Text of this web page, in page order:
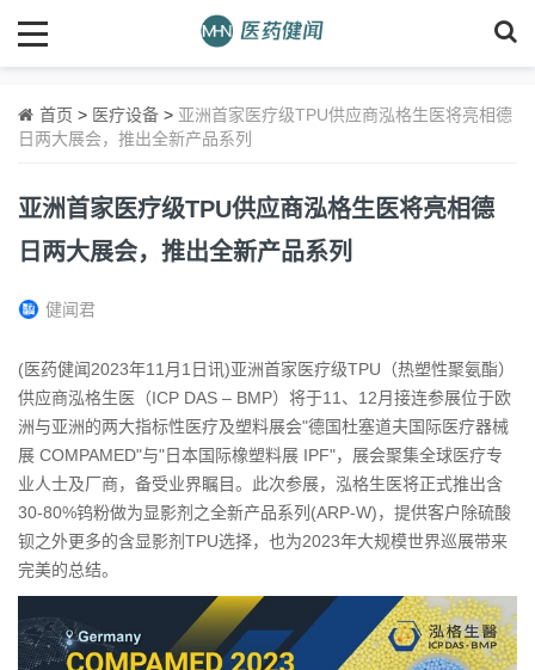
首页 > 医疗设备 > 亚洲首家医疗级TPU供应商泓格生医将亮相德
日两大展会，推出全新产品系列
亚洲首家医疗级TPU供应商泓格生医将亮相德
日两大展会，推出全新产品系列
健闻君
(医药健闻2023年11月1日讯)亚洲首家医疗级TPU（热塑性聚氨酯）
供应商泓格生医（ICP DAS – BMP）将于11、12月接连参展位于欧
洲与亚洲的两大指标性医疗及塑料展会"德国杜塞道夫国际医疗器械
展 COMPAMED"与"日本国际橡塑料展 IPF"，展会聚集全球医疗专
业人士及厂商，备受业界瞩目。此次参展，泓格生医将正式推出含
30-80%钨粉做为显影剂之全新产品系列(ARP-W)，提供客户除硫酸
钡之外更多的含显影剂TPU选择，也为2023年大规模世界巡展带来
完美的总结。